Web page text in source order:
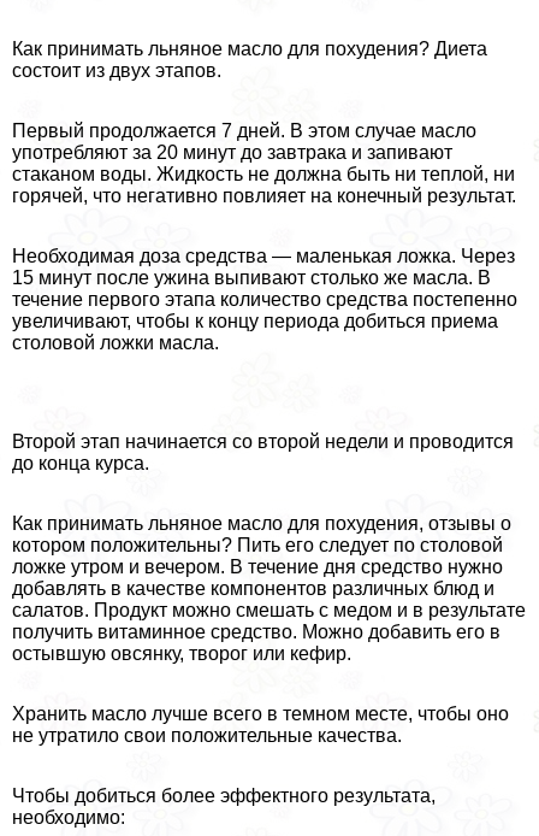
Как принимать льняное масло для похудения? Диета
состоит из двух этапов.
Первый продолжается 7 дней. В этом случае масло
употрeбляют за 20 минут до завтpaка и запивают
стаканом воды. Жидкость не должна быть ни теплой, ни
горячей, что негативно повлияет на конечный результат.
Необходимая доза средства — маленькая ложка. Через
15 минут после ужина выпивают столько же масла. В
течение первого этапа количество средства постепенно
увеличивают, чтобы к концу периода добиться приема
столовой ложки масла.
Второй этап начинается со второй недели и проводится
до конца курса.
Как принимать льняное масло для похудения, отзывы о
котором положительны? Пить его следует по столовой
ложке утром и вечером. В течение дня средство нужно
добавлять в качестве компонентов различных блюд и
салатов. Продукт можно смешать с медом и в результате
получить витаминное средство. Можно добавить его в
остывшую овсянку, творог или кефир.
Хранить масло лучше всего в темном месте, чтобы оно
не утратило свои положительные качества.
Чтобы добиться более эффектного результата,
необходимо: